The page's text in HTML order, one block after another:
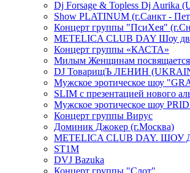
Dj Forsage & Topless Dj Aurika
Show PLATINUM (г.Санкт -
Концерт группы "ПсиХея"
METELICA CLUB DAY Шоу
Концерт группы «КАСТА»
Милым Женщинам
DJ ТоварищЪ ЛЕНИН
Мужское эротическое шоу
SLIM с презентацией нового
Мужское эротическое шоу
Концерт группы Вирус
Доминик Джокер (г.Москва)
METELICA CLUB DAY.
ST1M
DVJ Bazuka
Концерт группы "Слот"